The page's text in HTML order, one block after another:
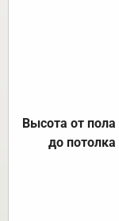
Высота от пола
до потолка